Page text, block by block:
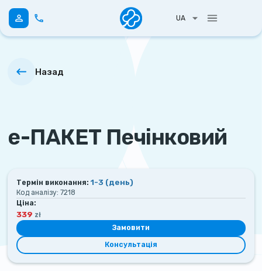
UA
Назад
е-ПАКЕТ Печінковий
Термін виконання: 1-3 (день)
Код аналізу: 7218
Ціна:
339 zł
Замовити
Консультація